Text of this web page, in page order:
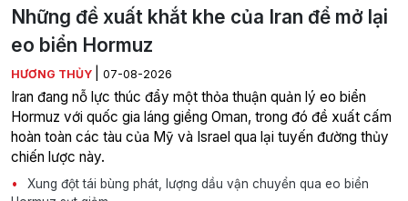
Những đề xuất khắt khe của Iran để mở lại
eo biển Hormuz
HƯƠNG THỦY 07-08-2026
Iran đang nỗ lực thúc đẩy một thỏa thuận quản lý eo biển
Hormuz với quốc gia láng giềng Oman, trong đó đề xuất cấm
hoàn toàn các tàu của Mỹ và Israel qua lại tuyến đường thủy
chiến lược này.
Xung đột tái bùng phát, lượng dầu vận chuyển qua eo biển